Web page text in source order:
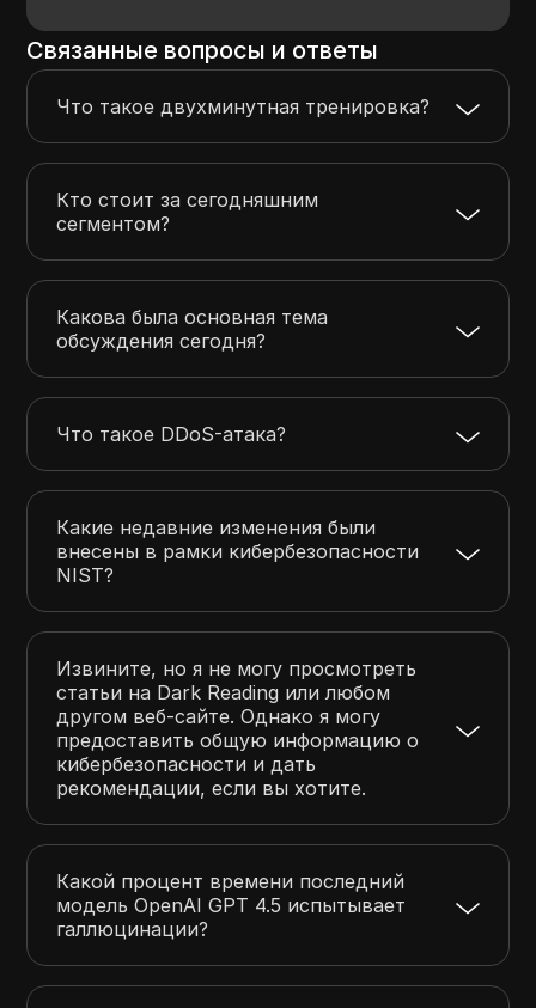
Связанные вопросы и ответы
Что такое двухминутная тренировка?
Кто стоит за сегодняшним
сегментом?
Какова была основная тема
обсуждения сегодня?
Что такое DDoS-атака?
Какие недавние изменения были
внесены в рамки кибербезопасности
NIST?
Извините, но я не могу просмотреть
статьи на Dark Reading или любом
другом веб-сайте. Однако я могу
предоставить общую информацию о
кибербезопасности и дать
рекомендации, если вы хотите.
Какой процент времени последний
модель OpenAI GPT 4.5 испытывает
галлюцинации?